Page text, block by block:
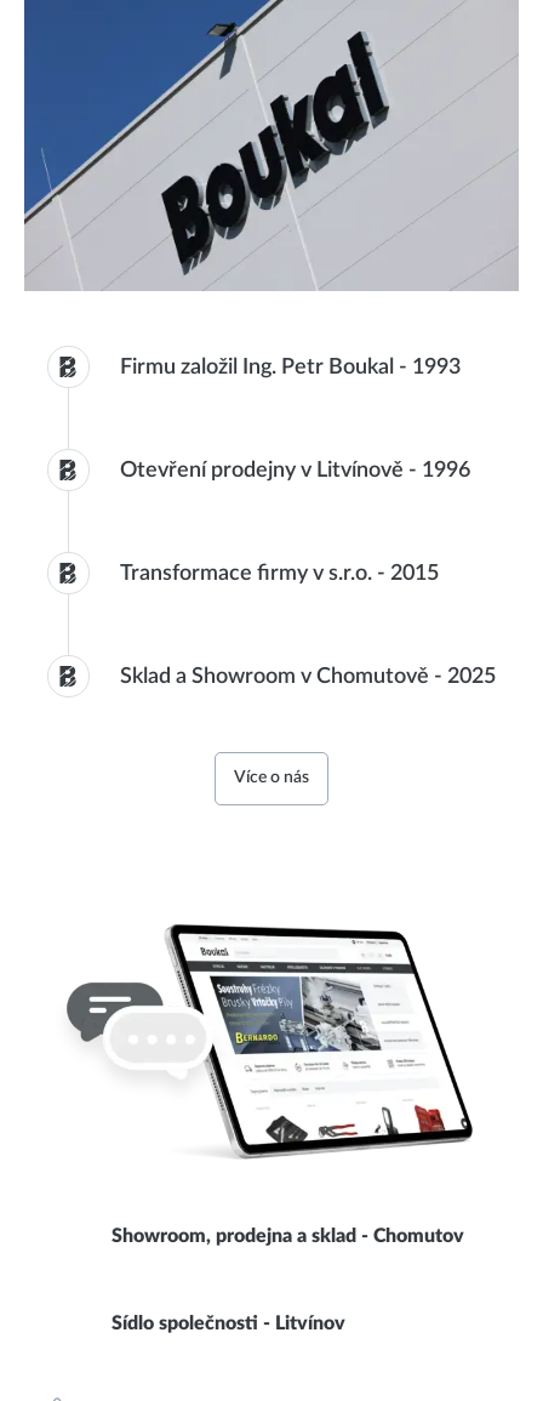
Firmu založil Ing. Petr Boukal - 1993
Otevření prodejny v Litvínově - 1996
Transformace firmy v s.r.o. - 2015
Sklad a Showroom v Chomutově - 2025
Více o nás
Showroom, prodejna a sklad - Chomutov
Sídlo společnosti - Litvínov